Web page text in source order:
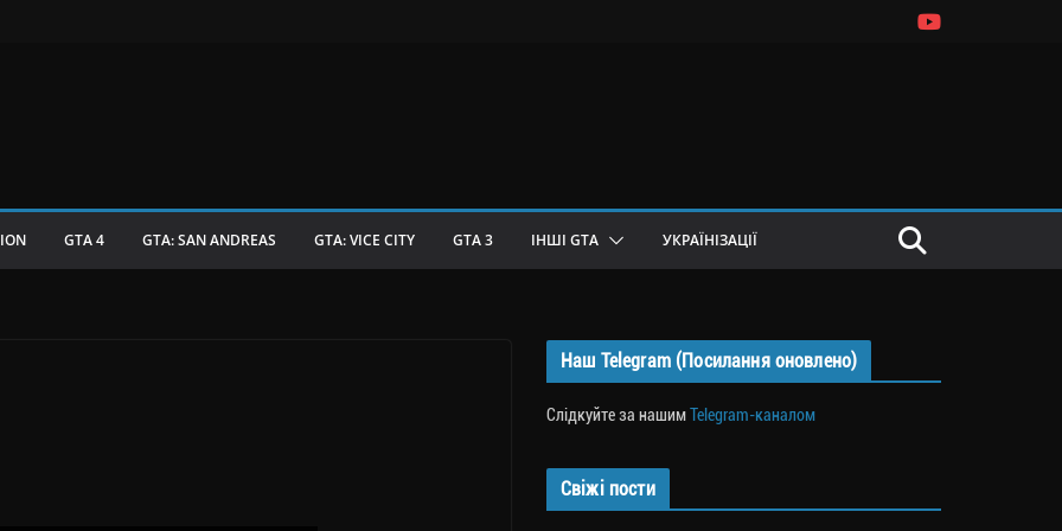
GTA 4 GTA: SAN ANDREAS GTA: VICE CITY GTA 3 ІНШІ GTA УКРАЇНІЗАЦІЇ
Наш Telegram (Посилання оновлено)
Слідкуйте за нашимTelegram-каналом
Свіжі пости